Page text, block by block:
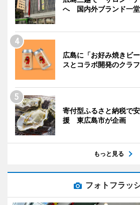
へ 国内外ブランド一
広島に「お好み焼きビ
スとコラボ開発のクラ
寄付型ふるさと納税で
援 東広島市が企画
もっと見る
フォトフラッ